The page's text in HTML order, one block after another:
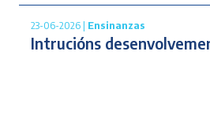
23-06-2026 | Ensinanzas
Intrucións